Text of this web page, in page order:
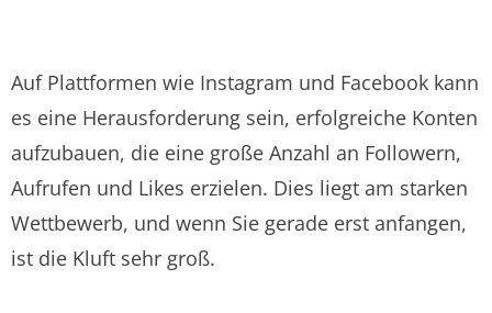
Auf Plattformen wie Instagram und Facebook kann
es eine Herausforderung sein, erfolgreiche Konten
aufzubauen, die eine große Anzahl an Followern,
Aufrufen und Likes erzielen. Dies liegt am starken
Wettbewerb, und wenn Sie gerade erst anfangen,
ist die Kluft sehr groß.